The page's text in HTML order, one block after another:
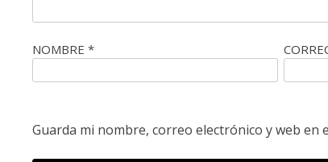
NOMBRE *
Guarda mi nombre, correo electrónico y web en